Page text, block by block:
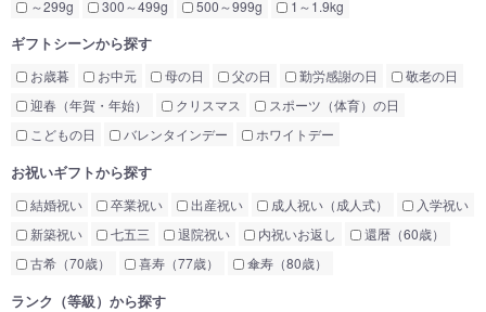
～299g 300～499g 500～999g 1～1.9kg
ギフトシーンから探す
お歳暮 お中元 母の日 父の日 勤労感謝の日
敬老の日
迎春（年賀・年始）
クリスマス
スポーツ（体育）の日
こどもの日
バレンタインデー ホワイトデー
お祝いギフトから探す
結婚祝い 卒業祝い 出産祝い 成人祝い（成人式）
入学祝い
新築祝い
七五三 退院祝い 内祝いお返し
還暦（60歳）
古希（70歳）
喜寿（77歳） 傘寿（80歳）
ランク（等級）から探す